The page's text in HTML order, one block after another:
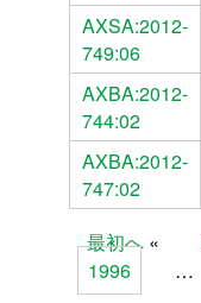
AXSA:2012-
749:06
AXBA:2012-
744:02
AXBA:2012-
747:02
Pages
最初へ
1996
…